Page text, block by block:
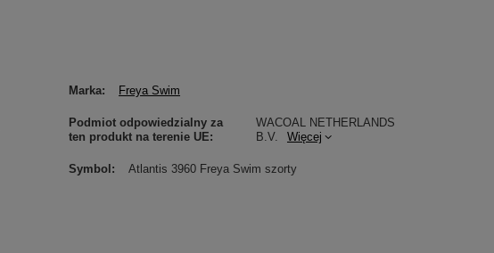
Marka Freya Swim
Podmiot odpowiedzialny za
ten produkt na terenie UE
WACOAL NETHERLANDS
B.V.
Więcej
Symbol Atlantis 3960 Freya Swim szorty